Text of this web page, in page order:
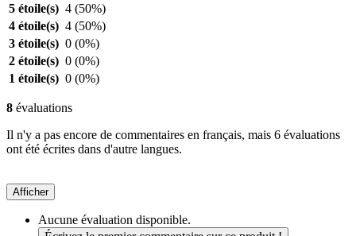
5 étoile(s) 4 (50%)
4 étoile(s) 4 (50%)
3 étoile(s) 0 (0%)
2 étoile(s) 0 (0%)
1 étoile(s) 0 (0%)
8 évaluations
Il n'y a pas encore de commentaires en français, mais 6 évaluations
ont été écrites dans d'autre langues.
Afficher
Aucune évaluation disponible.